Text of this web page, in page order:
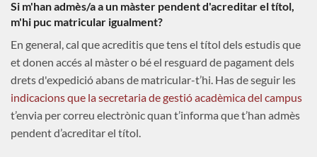
Si m'han admès/a a un màster pendent d'acreditar el títol,
m'hi puc matricular igualment?
En general, cal que acreditis que tens el títol dels estudis que
et donen accés al màster o bé el resguard de pagament dels
drets d'expedició abans de matricular-t’hi. Has de seguir les
indicacions que la secretaria de gestió acadèmica del campus
t’envia per correu electrònic quan t’informa que t’han admès
pendent d’acreditar el títol.